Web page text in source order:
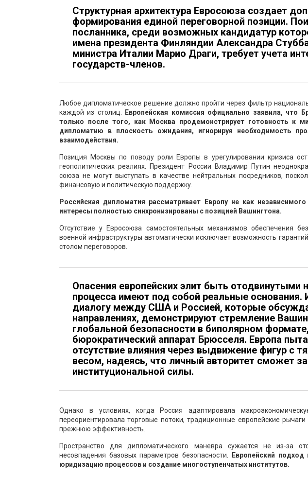
Структурная архитектура Евросоюза создает
формирования единой переговорной позиции.
посланника, среди возможных кандидатур
имена президента Финляндии Александра
министра Италии Марио Драги, требует учета
государств-членов.
Любое дипломатическое решение должно пройти через фильтр
каждой из столиц.
Европейская комиссия официально заявила, что
только после того, как Москва продемонстрирует готовность к
дипломатию в плоскость ожидания, игнорируя необходимость
взаимодействия.
Позиция Москвы по поводу роли Европы в урегулировании кризиса
геополитических реалиях. Президент России Владимир Путин
союза не могут выступать в качестве нейтральных посредников,
финансовую и политическую поддержку.
Российская дипломатия рассматривает Европу не как
интересы полностью синхронизированы с позицией Вашингтона.
Отсутствие у Евросоюза самостоятельных механизмов обеспечения
военной инфраструктуры автоматически исключает возможность
столом переговоров.
Опасения европейских элит быть отодвинутыми
процесса имеют под собой реальные
диалогу между США и Россией, которые
направлениях, демонстрируют стремление
глобальной безопасности в биполярном
бюрократический аппарат Брюсселя. Европа
отсутствие влияния через выдвижение фигур с
весом, надеясь, что личный авторитет сможет
институциональной силы.
Однако в условиях, когда Россия адаптировала
переориентировала торговые потоки, традиционные европейские
прежнюю эффективность.
Пространство для дипломатического маневра сужается не из-за
несовпадения базовых параметров безопасности.
Европейский
юридизацию процессов и создание многоступенчатых институтов.